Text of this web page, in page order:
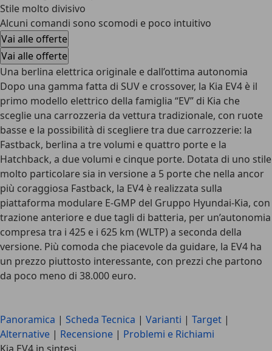
Stile molto divisivo
Alcuni comandi sono scomodi e poco intuitivo
Vai alle offerte
Vai alle offerte
Una berlina elettrica originale e dall’ottima autonomia
Dopo una gamma fatta di SUV e crossover, la Kia EV4 è il
primo modello elettrico della famiglia “EV” di Kia che
sceglie una carrozzeria da vettura tradizionale, con ruote
basse e la possibilità di scegliere tra due carrozzerie: la
Fastback, berlina a tre volumi e quattro porte e la
Hatchback, a due volumi e cinque porte. Dotata di uno stile
molto particolare sia in versione a 5 porte che nella ancor
più coraggiosa Fastback, la EV4 è realizzata sulla
piattaforma modulare E-GMP del Gruppo Hyundai-Kia, con
trazione anteriore e due tagli di batteria, per un’autonomia
compresa tra i 425 e i 625 km (WLTP) a seconda della
versione. Più comoda che piacevole da guidare, la EV4 ha
un prezzo piuttosto interessante, con prezzi che partono
da poco meno di 38.000 euro.
Panoramica | Scheda Tecnica | Varianti | Target |
Alternative | Recensione | Problemi e Richiami